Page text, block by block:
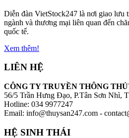
Diễn đàn VietStock247 là nơi giao lưu
ngành và thương mại liên quan đến
quốc tế.
Xem thêm!
LIÊN HỆ
CÔNG TY TRUYỀN THÔNG
56/5 Trần Hưng Đạo, P.Tân Sơn Nhì,
Hotline: 034 9977247
Email: info@thuysan247.com -
HỆ SINH THÁI